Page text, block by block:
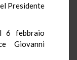
Presidente
6 febbraio
Giovanni